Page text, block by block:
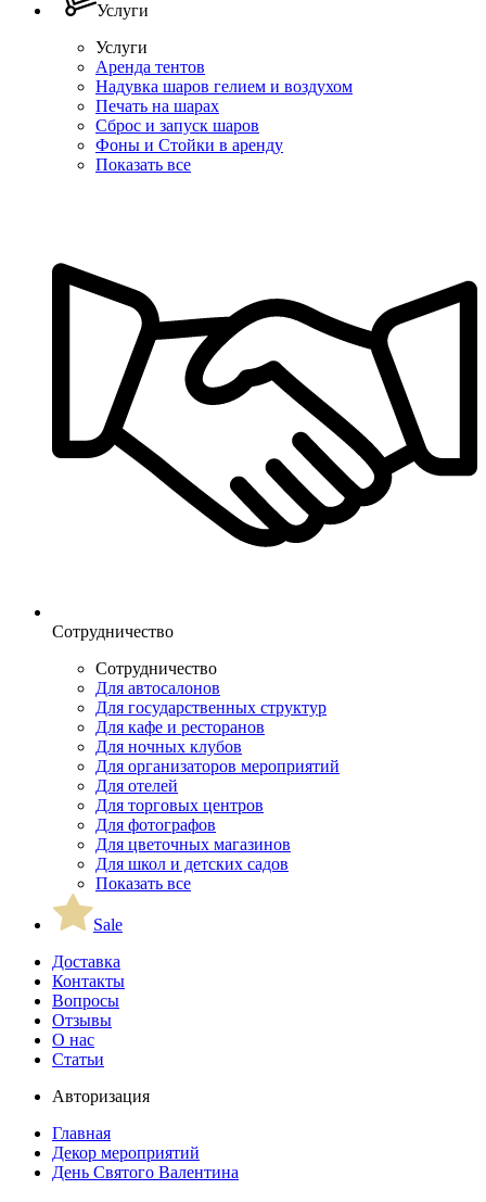
Услуги
Услуги
Аренда тентов
Надувка шаров гелием и воздухом
Печать на шарах
Сброс и запуск шаров
Фоны и Стойки в аренду
Показать все
Сотрудничество
Сотрудничество
Для автосалонов
Для государственных структур
Для кафе и ресторанов
Для ночных клубов
Для организаторов мероприятий
Для отелей
Для торговых центров
Для фотографов
Для цветочных магазинов
Для школ и детских садов
Показать все
Sale
Доставка
Контакты
Вопросы
Отзывы
О нас
Статьи
Авторизация
Главная
Декор мероприятий
День Святого Валентина